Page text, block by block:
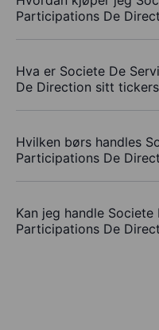
Participations De
Hva er Societe De
De Direction sitt
Hvilken børs handles
Participations De
Kan jeg handle Societe
Participations De